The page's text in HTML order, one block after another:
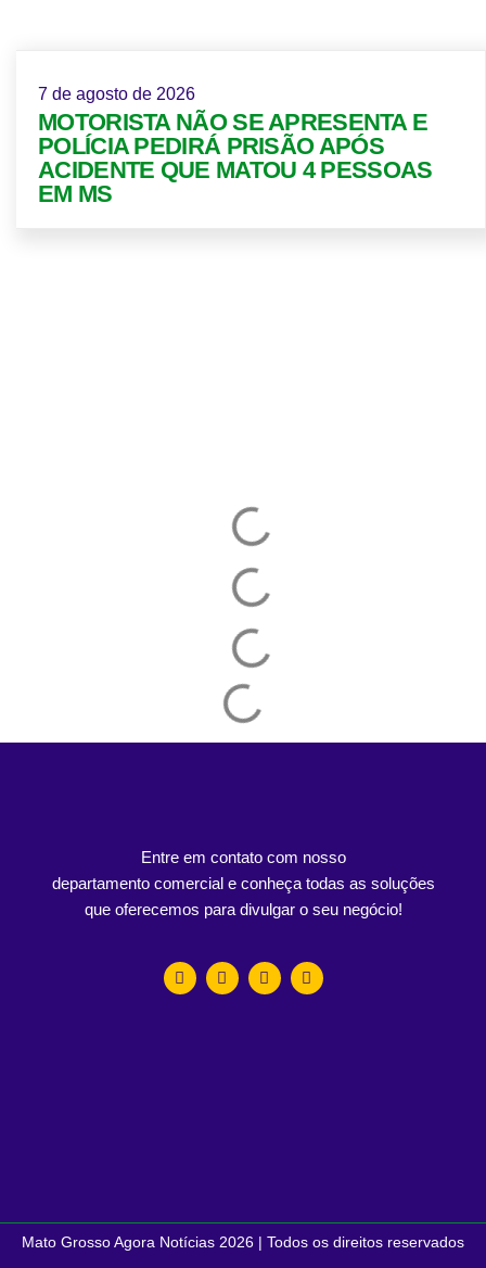
7 de agosto de 2026
MOTORISTA NÃO SE APRESENTA E
POLÍCIA PEDIRÁ PRISÃO APÓS
ACIDENTE QUE MATOU 4 PESSOAS
EM MS
Entre em contato com nosso
departamento comercial e conheça todas as soluções
que oferecemos para divulgar o seu negócio!
Mato Grosso Agora Notícias 2026 | Todos os direitos reservados